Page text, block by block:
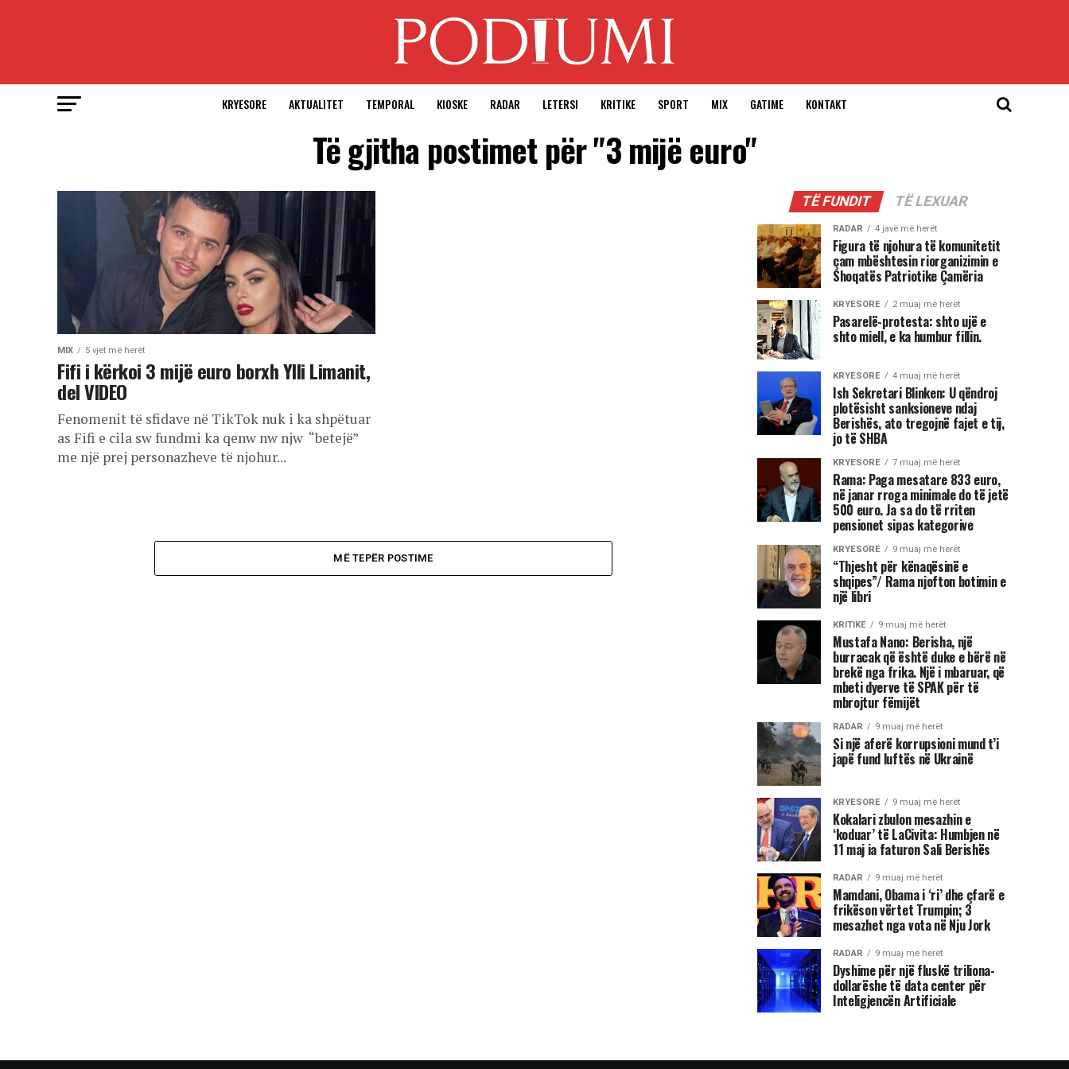
KRYESORE AKTUALITET TEMPORAL KIOSKE RADAR LETERSI KRITIKE SPORT MIX GATIME KONTAKT
Të gjitha postimet për "3 mijë euro"
MIX 5 vjet më herët
Fifi i kërkoi 3 mijë euro borxh Ylli Limanit,
del VIDEO
Fenomenit të sfidave në TikTok nuk i ka shpëtuar
as Fifi e cila sw fundmi ka qenw nw njw “betejë”
me një prej personazheve të njohur...
MË TEPËR POSTIME
TË FUNDIT TË LEXUAR
RADAR 4 javë më herët
Figura të njohura të komunitetit
çam mbështesin riorganizimin e
Shoqatës Patriotike Çamëria
KRYESORE 2 muaj më herët
Pasarelë-protesta: shto ujë e
shto miell, e ka humbur fillin.
KRYESORE 4 muaj më herët
Ish Sekretari Blinken: U qëndroj
plotësisht sanksioneve ndaj
Berishës, ato tregojnë fajet e tij,
jo të SHBA
KRYESORE 7 muaj më herët
Rama: Paga mesatare 833 euro,
në janar rroga minimale do të jetë
500 euro. Ja sa do të rriten
pensionet sipas kategorive
KRYESORE 9 muaj më herët
“Thjesht për kënaqësinë e
shqipes”/ Rama njofton botimin e
një libri
KRITIKE 9 muaj më herët
Mustafa Nano: Berisha, një
burracak që është duke e bërë në
brekë nga frika. Një i mbaruar, që
mbeti dyerve të SPAK për të
mbrojtur fëmijët
RADAR 9 muaj më herët
Si një aferë korrupsioni mund t’i
japë fund luftës në Ukrainë
KRYESORE 9 muaj më herët
Kokalari zbulon mesazhin e
‘koduar’ të LaCivita: Humbjen në
11 maj ia faturon Sali Berishës
RADAR 9 muaj më herët
Mamdani, Obama i ‘ri’ dhe çfarë e
frikëson vërtet Trumpin; 3
mesazhet nga vota në Nju Jork
RADAR 9 muaj më herët
Dyshime për një fluskë triliona-
dollarëshe të data center për
Inteligjencën Artificiale